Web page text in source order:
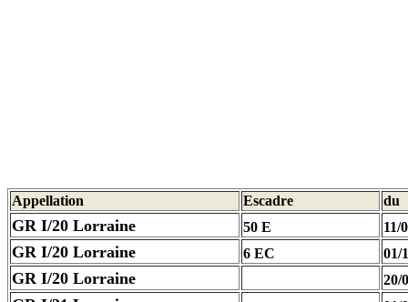
Appellation Escadre du
GR I/20 Lorraine 50 E 11/
GR I/20 Lorraine 6 EC 01/
GR I/20 Lorraine 20/